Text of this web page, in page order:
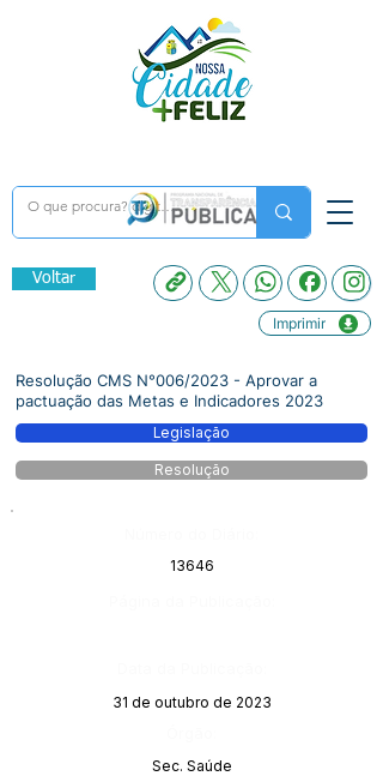
Voltar
Imprimir
Resolução CMS N°006/2023 - Aprovar a
pactuação das Metas e Indicadores 2023
Legislação
Resolução
13646
31 de outubro de 2023
Sec. Saúde